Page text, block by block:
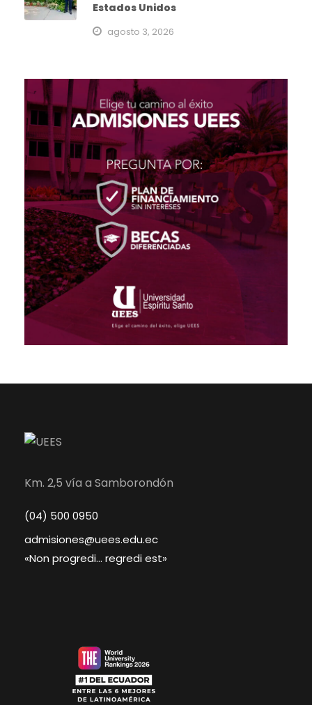
Estados Unidos
agosto 3, 2026
Km. 2,5 vía a Samborondón
(04) 500 0950
admisiones@uees.edu.ec
«Non progredi… regredi est»